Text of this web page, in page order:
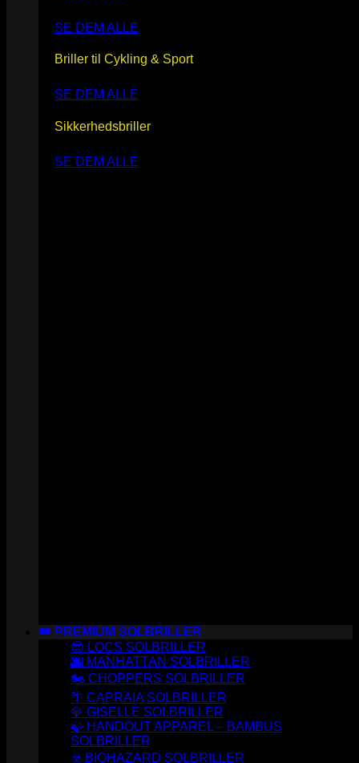
SE DEM ALLE
Briller til Cykling & Sport
SE DEM ALLE
Sikkerhedsbriller
SE DEM ALLE
👑 PREMIUM SOLBRILLER
😎 LOCS SOLBRILLER
🌆 MANHATTAN SOLBRILLER
🏍️ CHOPPERS SOLBRILLER
🌴 CAPRAIA SOLBRILLER
💎 GISELLE SOLBRILLER
🍃 HANDOUT APPAREL – BAMBUS
SOLBRILLER
☣️ BIOHAZARD SOLBRILLER